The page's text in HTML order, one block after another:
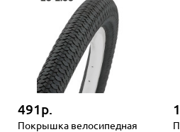
491р.
Покрышка велосипедная